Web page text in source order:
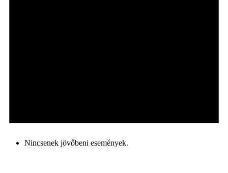
Nincsenek jövőbeni események.